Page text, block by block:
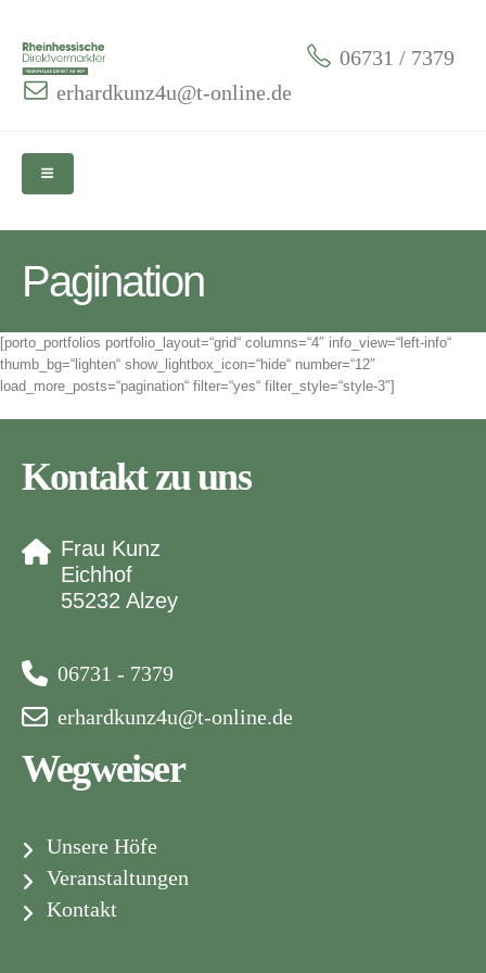
06731 / 7379
erhardkunz4u@t-online.de
Pagination
[porto_portfolios portfolio_layout=“grid“ columns=“4″ info_view=“left-info“
thumb_bg=“lighten“ show_lightbox_icon=“hide“ number=“12″
load_more_posts=“pagination“ filter=“yes“ filter_style=“style-3″]
Kontakt zu uns
Frau Kunz
Eichhof
55232 Alzey
06731 - 7379
erhardkunz4u@t-online.de
Wegweiser
Unsere Höfe
Veranstaltungen
Kontakt